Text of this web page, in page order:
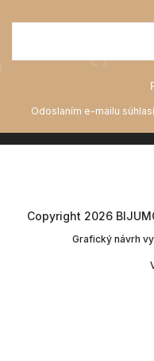
Copyright 2026
Grafický návrh